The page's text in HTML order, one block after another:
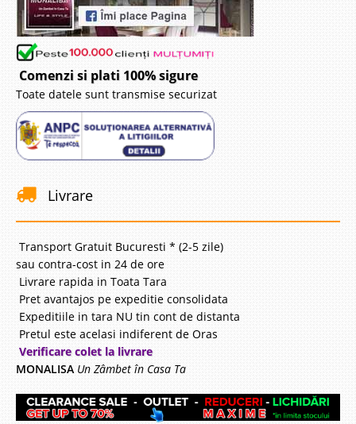
Comenzi si plati 100% sigure
Toate datele sunt transmise securizat
Livrare
Transport Gratuit Bucuresti * (2-5 zile)
sau contra-cost in 24 de ore
Livrare rapida in Toata Tara
Pret avantajos pe expeditie consolidata
Expeditiile in tara NU tin cont de distanta
Pretul este acelasi indiferent de Oras
Verificare colet la livrare
MONALISA Un Zâmbet în Casa Ta